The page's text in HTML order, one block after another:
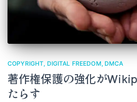
COPYRIGHT DIGITAL FREEDOM DMCA
著作権保護の強化が
たらす